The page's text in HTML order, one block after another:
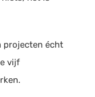
projecten écht
vijf